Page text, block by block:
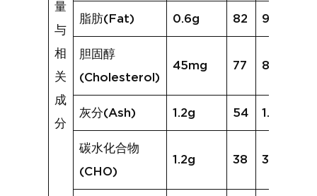
量
与
相
关
成
分
脂肪(Fat) 0.6g 82 9.1g
胆固醇
(Cholesterol)
45mg 77 82mg
灰分(Ash) 1.2g 54 1.7g
碳水化合物
(CHO)
1.2g 38 3.0g